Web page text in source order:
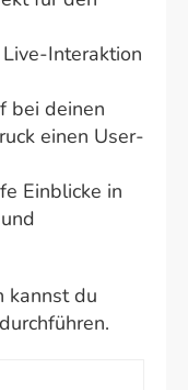
Live-Interaktion
bei deinen
einen User-
Einblicke in
kannst du
durchführen.